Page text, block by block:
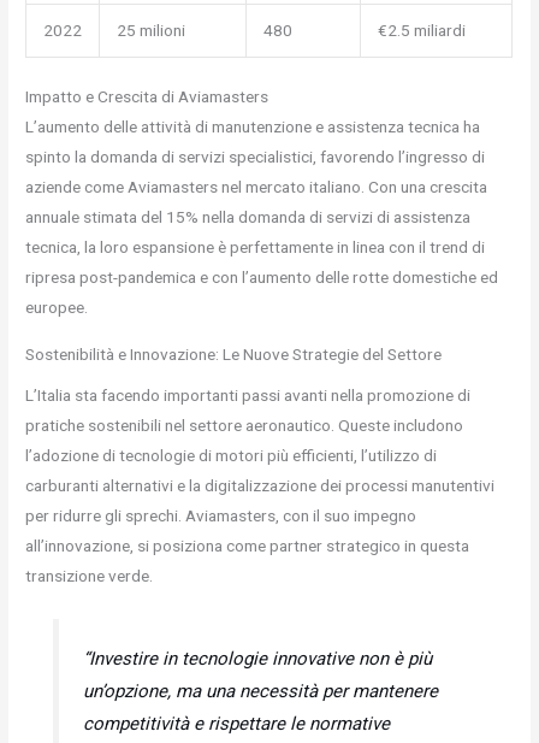
2022 25 milioni 480 €2.5 miliardi
Impatto e Crescita di Aviamasters
L’aumento delle attività di manutenzione e assistenza tecnica ha
spinto la domanda di servizi specialistici, favorendo l’ingresso di
aziende come Aviamasters nel mercato italiano. Con una crescita
annuale stimata del 15% nella domanda di servizi di assistenza
tecnica, la loro espansione è perfettamente in linea con il trend di
ripresa post-pandemica e con l’aumento delle rotte domestiche ed
europee.
Sostenibilità e Innovazione: Le Nuove Strategie del Settore
L’Italia sta facendo importanti passi avanti nella promozione di
pratiche sostenibili nel settore aeronautico. Queste includono
l’adozione di tecnologie di motori più efficienti, l’utilizzo di
carburanti alternativi e la digitalizzazione dei processi manutentivi
per ridurre gli sprechi. Aviamasters, con il suo impegno
all’innovazione, si posiziona come partner strategico in questa
transizione verde.
“Investire in tecnologie innovative non è più
un’opzione, ma una necessità per mantenere
competitività e rispettare le normative